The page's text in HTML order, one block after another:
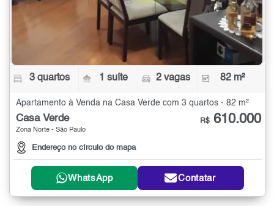
3 quartos 1 suíte 2 vagas 82 m²
Apartamento à Venda na Casa Verde com 3 quartos - 82 m²
Casa Verde
Zona Norte - São Paulo
Endereço no círculo do mapa
R$ 610.000
WhatsApp Contatar